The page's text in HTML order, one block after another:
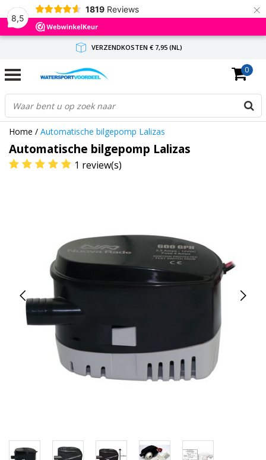
8,5
1819 Reviews ×
VERZENDKOSTEN € 7,95 (NL)
GRATIS VERZENDING(NL) VANAF € 65,-
BINNEN 1-3 WERKDAGEN ANTWOORD
0
Home / Automatische bilgepomp Lalizas
Automatische bilgepomp Lalizas
1 review(s)